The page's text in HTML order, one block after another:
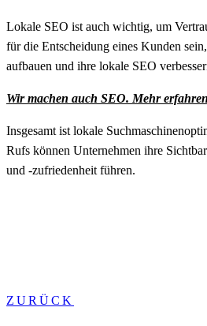
Lokale SEO ist auch wichtig, um
für die Entscheidung eines Kunden
aufbauen und ihre lokale SEO
Wir machen auch SEO. Mehr
Insgesamt ist lokale
Rufs können Unternehmen ihre
und -zufriedenheit führen.
ZURÜCK